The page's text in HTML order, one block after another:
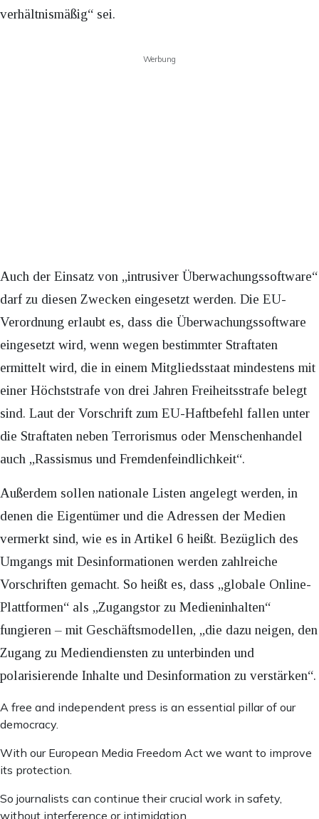
verhältnismäßig“ sei.
Werbung
Auch der Einsatz von „intrusiver Überwachungssoftware“
darf zu diesen Zwecken eingesetzt werden. Die EU-
Verordnung erlaubt es, dass die Überwachungssoftware
eingesetzt wird, wenn wegen bestimmter Straftaten
ermittelt wird, die in einem Mitgliedsstaat mindestens mit
einer Höchststrafe von drei Jahren Freiheitsstrafe belegt
sind. Laut der Vorschrift zum EU-Haftbefehl fallen unter
die Straftaten neben Terrorismus oder Menschenhandel
auch „Rassismus und Fremdenfeindlichkeit“.
Außerdem sollen nationale Listen angelegt werden, in
denen die Eigentümer und die Adressen der Medien
vermerkt sind, wie es in Artikel 6 heißt. Bezüglich des
Umgangs mit Desinformationen werden zahlreiche
Vorschriften gemacht. So heißt es, dass „globale Online-
Plattformen“ als „Zugangstor zu Medieninhalten“
fungieren – mit Geschäftsmodellen, „die dazu neigen, den
Zugang zu Mediendiensten zu unterbinden und
polarisierende Inhalte und Desinformation zu verstärken“.
A free and independent press is an essential pillar of our
democracy.
With our European Media Freedom Act we want to improve
its protection.
So journalists can continue their crucial work in safety,
without interference or intimidation.